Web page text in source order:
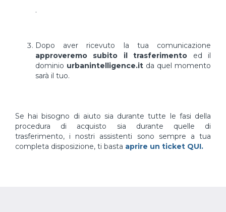
.
Dopo aver ricevuto la tua comunicazione
approveremo subito il trasferimento ed il
dominio urbanintelligence.it da quel momento
sarà il tuo.
Se hai bisogno di aiuto sia durante tutte le fasi della
procedura di acquisto sia durante quelle di
trasferimento, i nostri assistenti sono sempre a tua
completa disposizione, ti basta aprire un ticket QUI.